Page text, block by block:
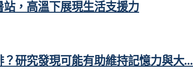
站，高溫下展現生活支援力
研究發現可能有助維持記憶力與大...